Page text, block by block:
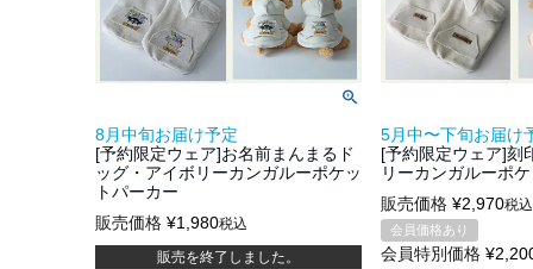
8月中旬お届け予定
[予約限定ウェア]お名前まんまるド
ッグ・アイボリーカンガルーポケッ
トパーカー
販売価格 ¥1,980税込
販売を終了しました。
5月中〜下旬お届け
[予約限定ウェア]刻
リーカンガルーポ
販売価格 ¥2,970税込
会員価格あり
会員特別価格 ¥